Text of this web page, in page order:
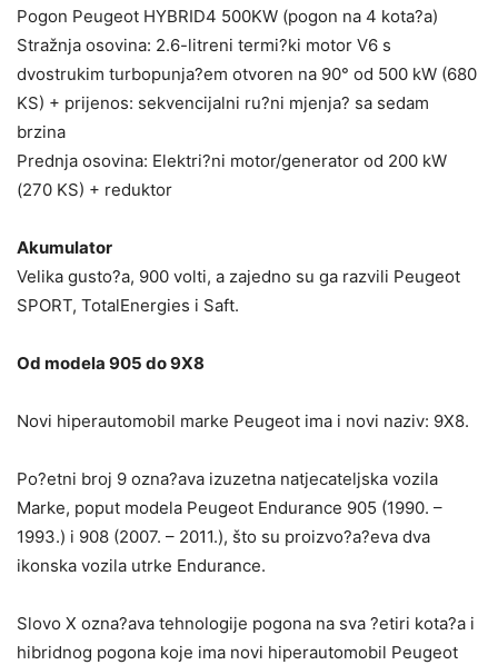
Pogon Peugeot HYBRID4 500KW (pogon na 4 kota?a)
Stražnja osovina: 2.6-litreni termi?ki motor V6 s
dvostrukim turbopunja?em otvoren na 90° od 500 kW (680
KS) + prijenos: sekvencijalni ru?ni mjenja? sa sedam
brzina
Prednja osovina: Elektri?ni motor/generator od 200 kW
(270 KS) + reduktor
Akumulator
Velika gusto?a, 900 volti, a zajedno su ga razvili Peugeot
SPORT, TotalEnergies i Saft.
Od modela 905 do 9X8
Novi hiperautomobil marke Peugeot ima i novi naziv: 9X8.
Po?etni broj 9 ozna?ava izuzetna natjecateljska vozila
Marke, poput modela Peugeot Endurance 905 (1990. –
1993.) i 908 (2007. – 2011.), što su proizvo?a?eva dva
ikonska vozila utrke Endurance.
Slovo X ozna?ava tehnologije pogona na sva ?etiri kota?a i
hibridnog pogona koje ima novi hiperautomobil Peugeot